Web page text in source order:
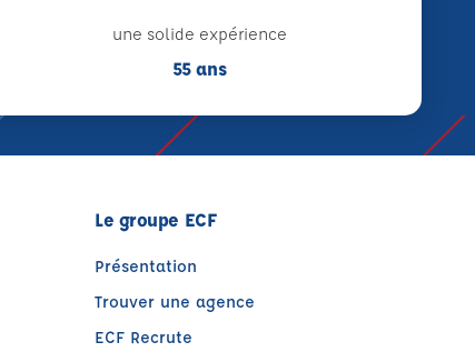
une solide expérience
55 ans
Le groupe ECF
Présentation
Trouver une agence
ECF Recrute